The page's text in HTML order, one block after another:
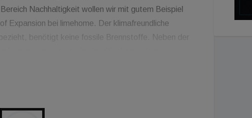
Nachhaltigkeit wollen wir mit gutem Beispiel
Expansion bei limehome. Der klimafreundliche
benötigt keine fossile Brennstoffe. Neben der
und E-Bikes rundet das Konzept ab.